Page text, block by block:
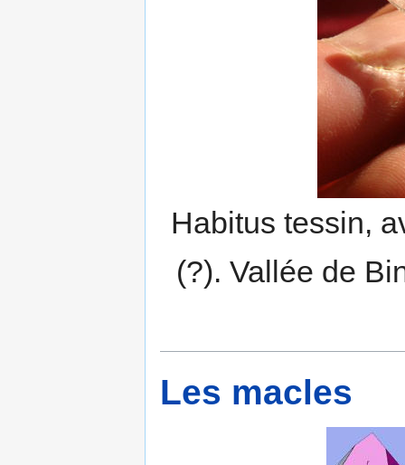
Habitus tessin,
(?). Vallée de
Les macles